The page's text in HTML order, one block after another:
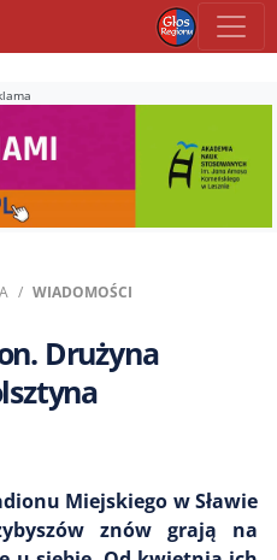
WIADOMOŚCI
Drużyna
Miejskiego w Sławie
znów grają na